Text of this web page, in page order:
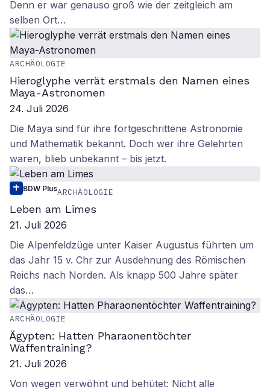
Denn er war genauso groß wie der zeitgleich am
selben Ort…
ARCHÄOLOGIE
Hieroglyphe verrät erstmals den Namen eines
Maya-Astronomen
24. Juli 2026
Die Maya sind für ihre fortgeschrittene Astronomie
und Mathematik bekannt. Doch wer ihre Gelehrten
waren, blieb unbekannt – bis jetzt.
BDW PlusARCHÄOLOGIE
Leben am Limes
21. Juli 2026
Die Alpenfeldzüge unter Kaiser Augustus führten um
das Jahr 15 v. Chr zur Ausdehnung des Römischen
Reichs nach Norden. Als knapp 500 Jahre später
das…
ARCHÄOLOGIE
Ägypten: Hatten Pharaonentöchter
Waffentraining?
21. Juli 2026
Von wegen verwöhnt und behütet: Nicht alle